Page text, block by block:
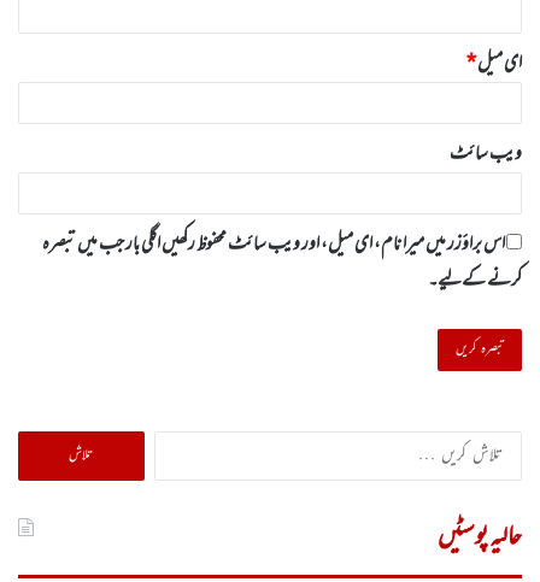
ای میل*
ویب‌ سائٹ
اس براؤزر میں میرا نام، ای میل، اور ویب سائٹ محفوظ رکھیں اگلی بار جب میں تبصرہ
کرنے کےلیے۔
تلاش
کریں
حالیہ پوسٹیں